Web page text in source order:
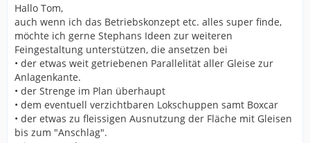
Hallo Tom,
auch wenn ich das Betriebskonzept etc. alles super finde,
möchte ich gerne Stephans Ideen zur weiteren
Feingestaltung unterstützen, die ansetzen bei
• der etwas weit getriebenen Parallelität aller Gleise zur
Anlagenkante.
• der Strenge im Plan überhaupt
• dem eventuell verzichtbaren Lokschuppen samt Boxcar
• der etwas zu fleissigen Ausnutzung der Fläche mit Gleisen
bis zum "Anschlag".